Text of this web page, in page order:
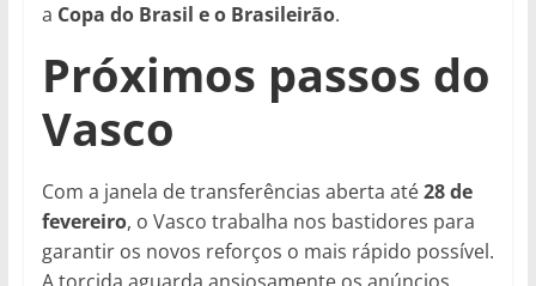
a Copa do Brasil e o Brasileirão.
Próximos passos do
Vasco
Com a janela de transferências aberta até28 de
fevereiro, o Vasco trabalha nos bastidores para
garantir os novos reforços o mais rápido possível.